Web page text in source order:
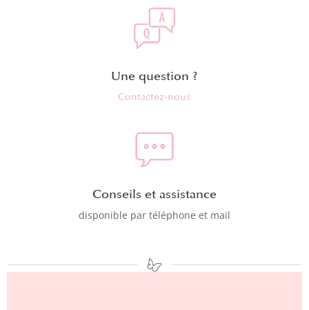
Une question ?
Contactez-nous
Conseils et assistance
disponible par téléphone et mail